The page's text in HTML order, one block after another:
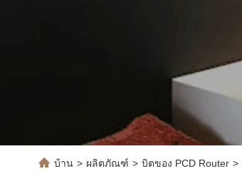
บ้าน > ผลิตภัณฑ์ > บิตของ PCD Router >